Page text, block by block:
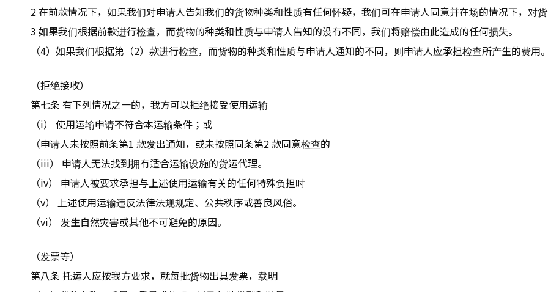
2 在前款情况下，如果我们对申请人告知我们的货物种类和性质有任何怀疑，我们可在申请人同意并在场的情况下，对货
3 如果我们根据前款进行检查，而货物的种类和性质与申请人告知的没有不同，我们将赔偿由此造成的任何损失。
（4）如果我们根据第（2）款进行检查，而货物的种类和性质与申请人通知的不同，则申请人应承担检查所产生的费用。
（拒绝接收）
第七条 有下列情况之一的，我方可以拒绝接受使用运输
（i） 使用运输申请不符合本运输条件；或
（申请人未按照前条第1 款发出通知，或未按照同条第2 款同意检查的
（iii） 申请人无法找到拥有适合运输设施的货运代理。
（iv） 申请人被要求承担与上述使用运输有关的任何特殊负担时
（v） 上述使用运输违反法律法规规定、公共秩序或善良风俗。
（vi） 发生自然灾害或其他不可避免的原因。
（发票等）
第八条 托运人应按我方要求，就每批货物出具发票，载明